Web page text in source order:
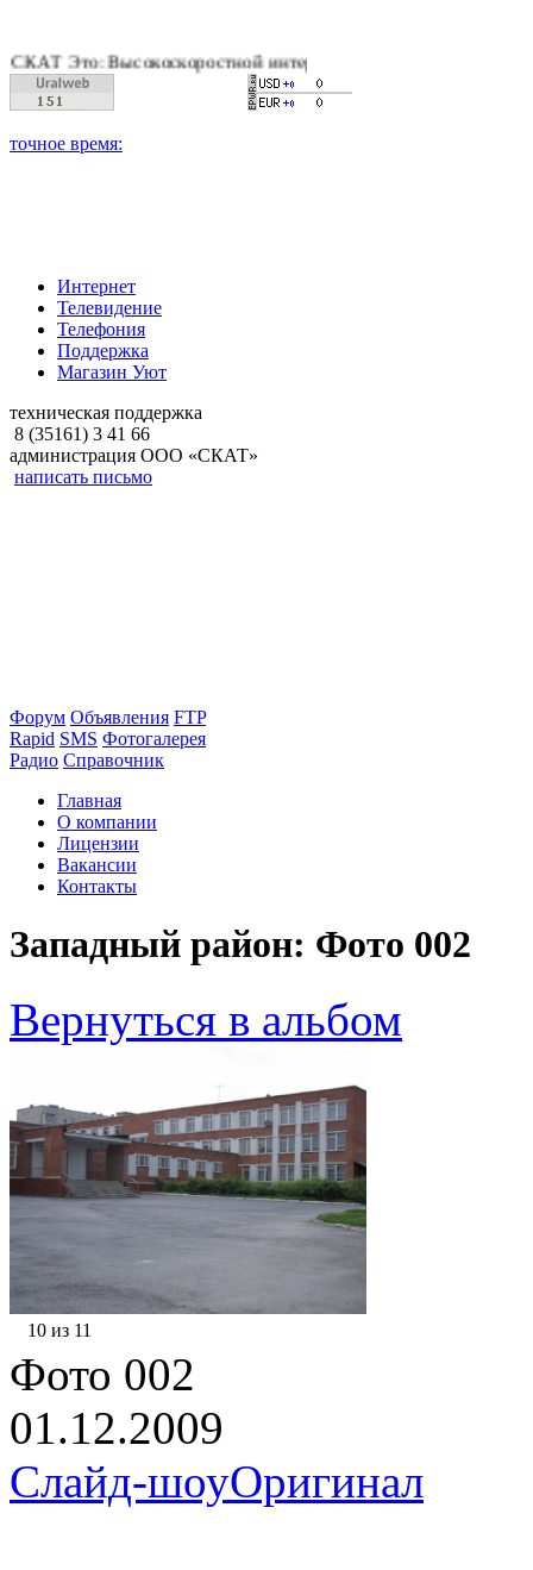
Это: Высокоскоростной интернет, качественное цифровое и
Интернет
Телевидение
Телефония
Поддержка
Магазин Уют
техническая поддержка
8 (35161) 3 41 66
администрация ООО «СКАТ»
написать письмо
Форум Объявления FTP
Rapid SMS Фотогалерея
Радио Справочник
Главная
О компании
Лицензии
Вакансии
Контакты
Западный район: Фото 002
Вернуться в альбом
10 из 11
Фото 002
01.12.2009
Слайд-шоуОригинал